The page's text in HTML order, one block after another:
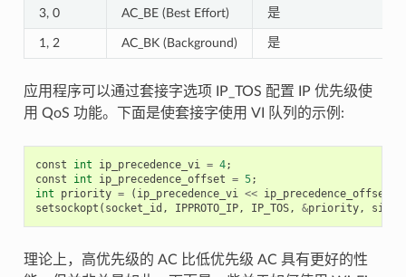
3, 0 AC_BE (Best Effort) 是
1, 2 AC_BK (Background) 是
应用程序可以通过套接字选项 IP_TOS 配置 IP 优先级使
用 QoS 功能。下面是使套接字使用 VI 队列的示例:
const int ip_precedence_vi = 4;
const
int ip_precedence_offset = 5;
int
priority = ( ip_precedence_vi << ip_precedence_offset
setsockopt ( socket_id , IPPROTO_IP, IP_TOS, &priority,
理论上，高优先级的 AC 比低优先级 AC 具有更好的性